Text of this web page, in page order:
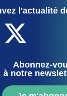
l'actualité
Abonnez-
à notre